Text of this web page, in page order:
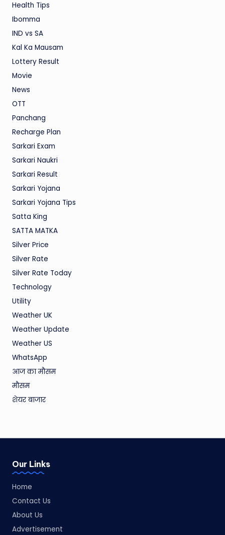
Health Tips
Ibomma
IND vs SA
Kal Ka Mausam
Lottery Result
Movie
News
OTT
Panchang
Recharge Plan
Sarkari Exam
Sarkari Naukri
Sarkari Result
Sarkari Yojana
Sarkari Yojana Tips
Satta King
SATTA MATKA
Silver Price
Silver Rate
Silver Rate Today
Technology
Utility
Weather UK
Weather Update
Weather US
WhatsApp
आज का मौसम
मौसम
शेयर बाजार
Our Links
Home
Contact Us
About Us
Advertisement